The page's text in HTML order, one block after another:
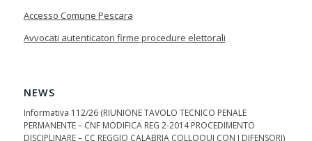
Accesso Comune Pescara
Avvocati autenticatori firme procedure elettorali
NEWS
Informativa 112/26 (RIUNIONE TAVOLO TECNICO PENALE
PERMANENTE – CNF MODIFICA REG 2-2014 PROCEDIMENTO
DISCIPLINARE – CC REGGIO CALABRIA COLLOQUI CON I DIFENSORI)